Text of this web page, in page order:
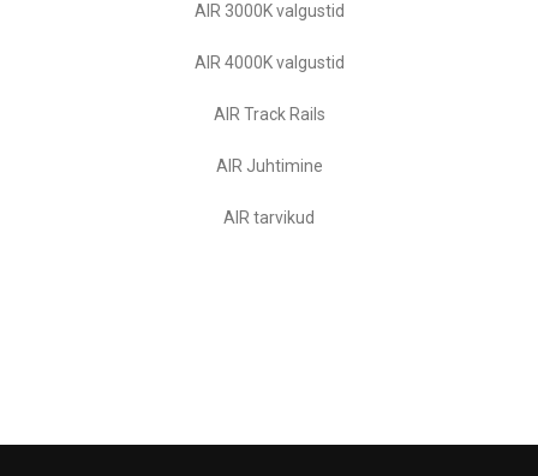
AIR 3000K valgustid
AIR 4000K valgustid
AIR Track Rails
AIR Juhtimine
AIR tarvikud